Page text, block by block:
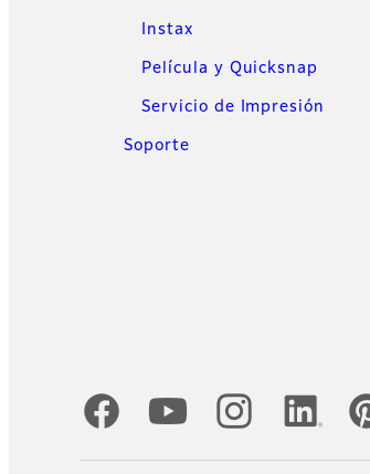
Instax
Película y Quicksnap
Servicio de Impresión
Soporte
Cuentas oficiales de redes